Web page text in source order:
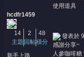
使用道具
hcdfr1459
14
主題
2
回帖
48
積分
新手上路
發表於
感謝分享~
人參咖啡糖